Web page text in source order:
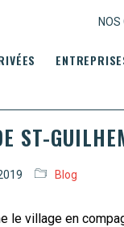
NOS
ST-
Blog
le village en